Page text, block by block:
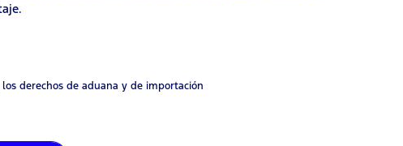
los derechos de aduana y de importación